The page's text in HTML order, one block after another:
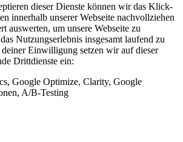
dieser Dienste können wir das Klick-
innerhalb unserer Webseite nachvollziehen
auswerten, um unsere Webseite zu
Nutzungserlebnis insgesamt laufend zu
Einwilligung setzen wir auf dieser
Drittdienste ein:
Google Optimize, Clarity, Google
A/B-Testing